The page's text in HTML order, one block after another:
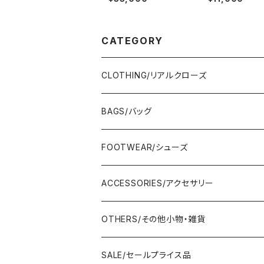
ザーハンドバッグ■N61
CATEGORY
CLOTHING/リアルクローズ
TOPS/トップス
Adonisis/アドニシス
AMERICANA/アメリカーナ
BOTOMS/ボトム
Adonisis/アドニシス
amherst/アムハースト
ONE-PIECE/ワンピース
anana/アナナ
J.Sloane/ジェイスロアン
OUTER/アウター
anana/アナナ
BAGS/バッグ
HAND BAG/ハンドバッグ
mononogu/もののぐ
IMPORT/インポート
SHOULDER BAG/ショルダーバッグ
mononogu/もののぐ
IMPORT/インポート
TOTE BAG/トートバッグ
mononogu/もののぐ
OTHERS/その他
FOOTWEAR/シューズ
PUMPS/パンプス
コツコツ
IMPORT/インポート
SANDAL/サンダル
コツコツ
BOOTS/ブーツ
ACCESSORIES/アクセサリー
EARRINGS/イヤリング
RING/指輪
OTHERS/その他小物・雑貨
BELT/ベルト
SALE/セールプライス品